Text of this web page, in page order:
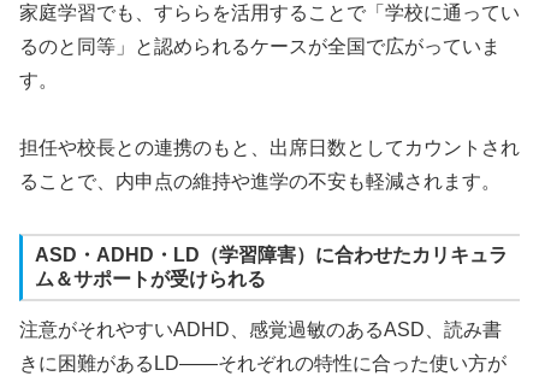
家庭学習でも、すららを活用することで「学校に通ってい
るのと同等」と認められるケースが全国で広がっていま
す。
担任や校長との連携のもと、出席日数としてカウントされ
ることで、内申点の維持や進学の不安も軽減されます。
ASD・ADHD・LD（学習障害）に合わせたカリキュラ
ム＆サポートが受けられる
注意がそれやすいADHD、感覚過敏のあるASD、読み書
きに困難があるLD——それぞれの特性に合った使い方が